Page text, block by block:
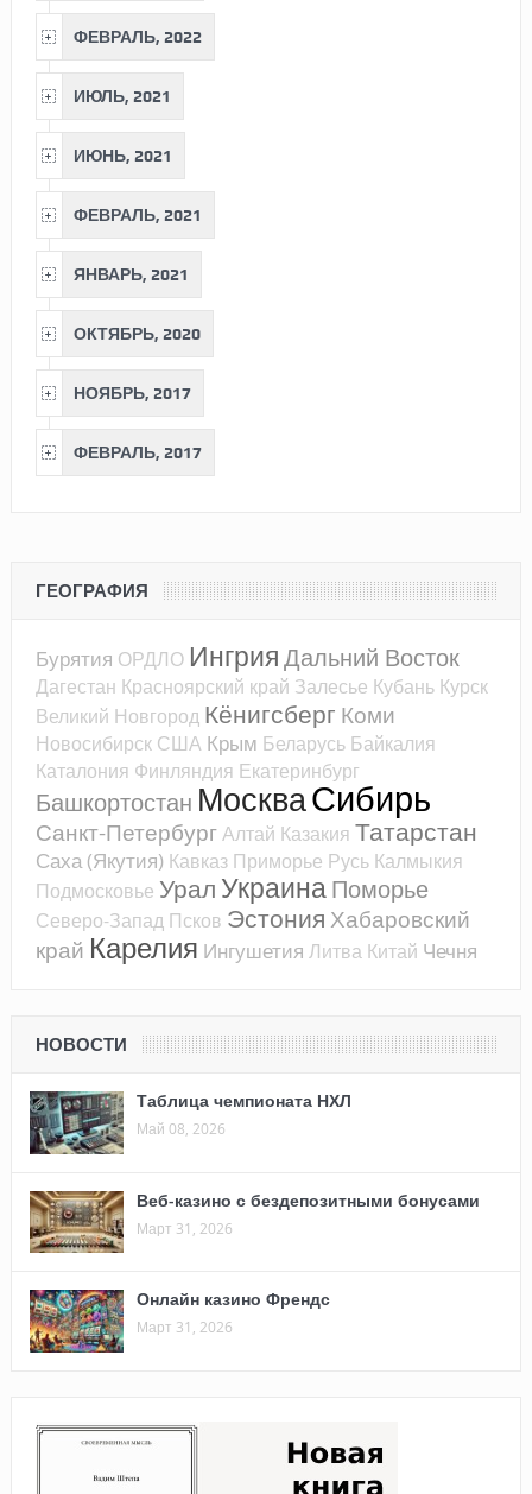
ФЕВРАЛЬ, 2022
ИЮЛЬ, 2021
ИЮНЬ, 2021
ФЕВРАЛЬ, 2021
ЯНВАРЬ, 2021
ОКТЯБРЬ, 2020
НОЯБРЬ, 2017
ФЕВРАЛЬ, 2017
ГЕОГРАФИЯ
Бурятия ОРДЛО ИнгрияДальний Восток
Дагестан Красноярский край Залесье Кубань Курск
Великий Новгород Кёнигсберг Коми
Новосибирск США Крым Беларусь Байкалия
Каталония Финляндия Екатеринбург
Башкортостан МоскваСибирь
Санкт-ПетербургАлтай Казакия Татарстан
Саха (Якутия) Кавказ Приморье Русь Калмыкия
Подмосковье Урал УкраинаПоморье
Северо-Запад Псков Эстония Хабаровский
край Карелия Ингушетия Литва Китай Чечня
НОВОСТИ
Таблица чемпионата НХЛ
Май 08, 2026
Веб-казино с бездепозитными бонусами
Март 31, 2026
Онлайн казино Френдс
Март 31, 2026